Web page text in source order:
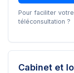
Pour faciliter
téléconsultation ?
Cabinet et